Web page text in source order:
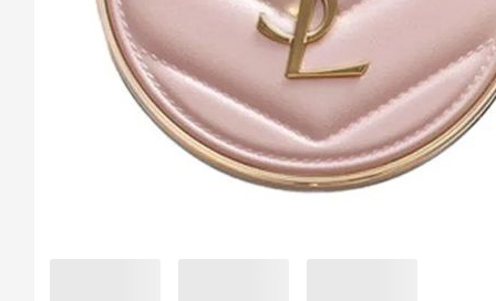
Chọn
Sản
Hàng